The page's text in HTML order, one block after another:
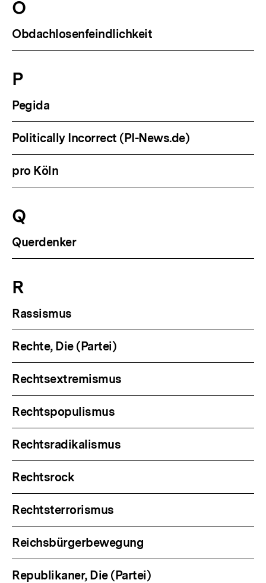
O
Obdachlosenfeindlichkeit
P
Pegida
Politically Incorrect (PI-News.de)
pro Köln
Q
Querdenker
R
Rassismus
Rechte, Die (Partei)
Rechtsextremismus
Rechtspopulismus
Rechtsradikalismus
Rechtsrock
Rechtsterrorismus
Reichsbürgerbewegung
Republikaner, Die (Partei)